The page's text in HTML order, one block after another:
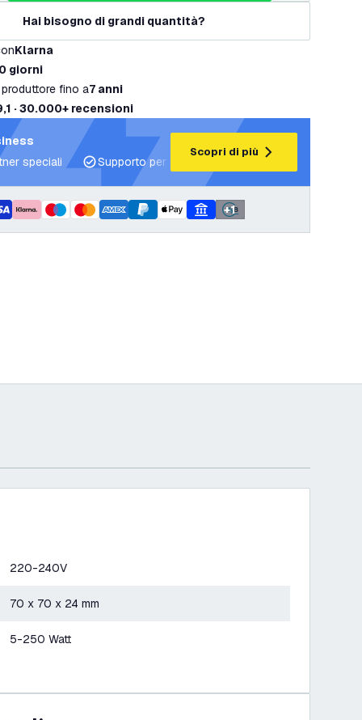
Hai bisogno di grandi quantità?
Klarna
giorni
fino a7 anni
· 30.000+ recensioni
speciali
Supporto per progetti e piani di illuminazione
Scopri di più
+1
220-240V
70 x 70 x 24 mm
5-250 Watt